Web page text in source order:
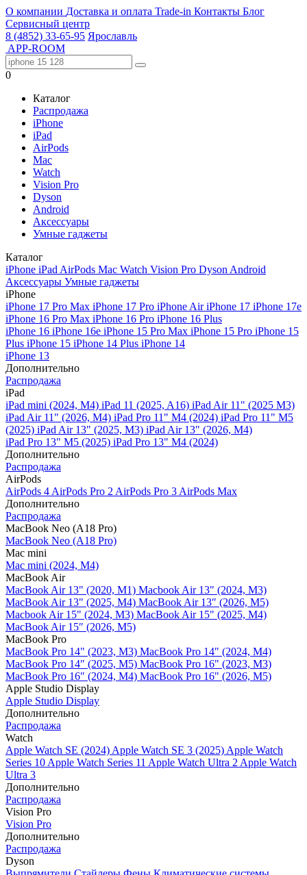
О компании Доставка и оплата Trade-in Контакты Блог
Сервисный центр
8 (4852) 33-65-95 Ярославль
APP-ROOM
0
Каталог
Распродажа
iPhone
iPad
AirPods
Mac
Watch
Vision Pro
Dyson
Android
Аксессуары
Умные гаджеты
Каталог
iPhone iPad AirPods Mac Watch Vision Pro Dyson Android
Аксессуары Умные гаджеты
iPhone
iPhone 17 Pro Max iPhone 17 Pro iPhone AiriPhone 17 iPhone 17e
iPhone 16 Pro Max iPhone 16 Pro iPhone 16 Plus
iPhone 16 iPhone 16e iPhone 15 Pro Max iPhone 15 Pro iPhone 15
Plus iPhone 15 iPhone 14 Plus iPhone 14
iPhone 13
Дополнительно
Распродажа
iPad
iPad mini (2024, M4) iPad 11 (2025, A16) iPad Air 11" (2025 M3)
iPad Air 11" (2026, M4) iPad Pro 11" M4 (2024) iPad Pro 11" M5
(2025) iPad Air 13" (2025, M3) iPad Air 13" (2026, M4)
iPad Pro 13" M5 (2025) iPad Pro 13" M4 (2024)
Дополнительно
Распродажа
AirPods
AirPods 4 AirPods Pro 2 AirPods Pro 3 AirPods Max
Дополнительно
Распродажа
MacBook Neo (A18 Pro)
MacBook Neo (A18 Pro)
Mac mini
Mac mini (2024, M4)
MacBook Air
MacBook Air 13" (2020, M1) Macbook Air 13" (2024, M3)
MacBook Air 13" (2025, M4) MacBook Air 13″ (2026, M5)
Macbook Air 15" (2024, M3) MacBook Air 15" (2025, M4)
MacBook Air 15″ (2026, M5)
MacBook Pro
MacBook Pro 14" (2023, M3) MacBook Pro 14″ (2024, M4)
MacBook Pro 14″ (2025, M5) MacBook Pro 16" (2023, M3)
MacBook Pro 16″ (2024, M4) MacBook Pro 16" (2026, M5)
Apple Studio Display
Apple Studio Display
Дополнительно
Распродажа
Watch
Apple Watch SE (2024) Apple Watch SE 3 (2025) Apple Watch
Series 10 Apple Watch Series 11 Apple Watch Ultra 2 Apple Watch
Ultra 3
Дополнительно
Распродажа
Vision Pro
Vision Pro
Дополнительно
Распродажа
Dyson